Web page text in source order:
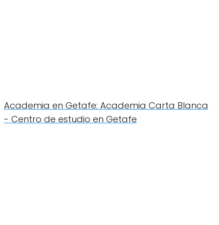
Academia en Getafe: Academia Carta Blanca
- Centro de estudio en Getafe